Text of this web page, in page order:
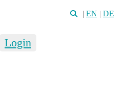
| EN | DE
Login